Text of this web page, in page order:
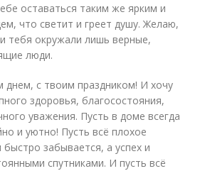
оставаться таким же ярким и
что светит и греет душу. Желаю,
тебя окружали лишь верные,
люди.
днем, с твоим праздником! И хочу
здоровья, благосостояния,
уважения. Пусть в доме всегда
и уютно! Пусть всё плохое
забывается, а успех и
спутниками. И пусть всё